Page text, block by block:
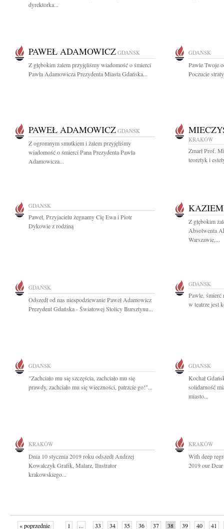
dyrektorka...
PAWEŁ ADAMOWICZ GDAŃSK
Z głębokim żalem przyjęliśmy wiadomość o śmierci
Pawła Adamowicza Prezydenta Miasta Gdańska...
GDAŃSK
Pawle Twoje
Poczucie
PAWEŁ ADAMOWICZ GDAŃSK
Z ogromnym smutkiem i żalem przyjęliśmy
wiadomość o śmierci Pana Prezydenta Pawła
Adamowicza...
KRAKÓW
Zmarł Prof.
teoretyk i
GDAŃSK
Paweł, Przyjacielu żegnamy Cię Ewa i Piotr
Dykowie z rodziną
Z głębokim
Absolwenta
Warszawie,...
GDAŃSK
Odszedł od nas niespodziewanie Paweł Adamowicz
Prezydent Gdańska - Światowej Stolicy Bursztynu...
GDAŃSK
Pawle, śmierć
w teatrze jest
GDAŃSK
"Zachciało mu się szczęścia, zachciało mu się
prawdy, zachciało mu się wieczności, patrzcie go!"...
GDAŃSK
Kochał
solidarność
miasto...
KRAKÓW
Dnia 10 stycznia 2019 roku odszedł Andrzej
Kowalczyk Grafik, Malarz, Ilustrator
krakowskiego...
KRAKÓW
With deep
2019 our
« poprzednie 1 ... 33 34 35 36 37 38 39 40 41